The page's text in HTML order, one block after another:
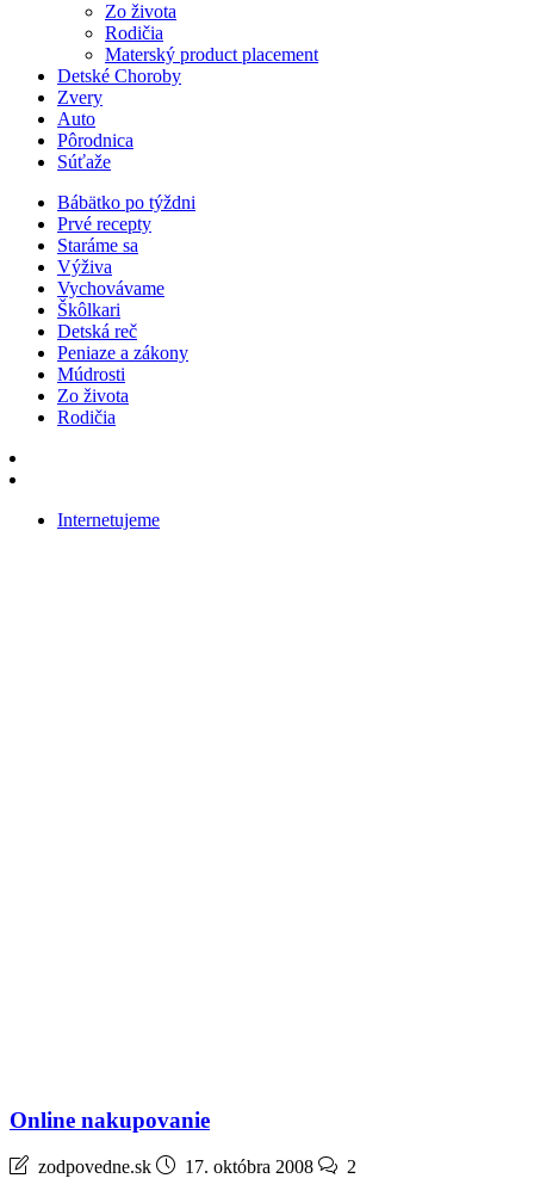
Zo života
Rodičia
Materský product placement
Detské Choroby
Zvery
Auto
Pôrodnica
Súťaže
Bábätko po týždni
Prvé recepty
Staráme sa
Výživa
Vychovávame
Škôlkari
Detská reč
Peniaze a zákony
Múdrosti
Zo života
Rodičia
Internetujeme
Online nakupovanie
zodpovedne.sk 17. októbra 2008 2